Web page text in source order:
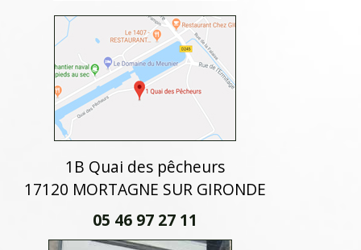
1B Quai des pêcheurs
17120 MORTAGNE SUR GIRONDE
05 46 97 27 11